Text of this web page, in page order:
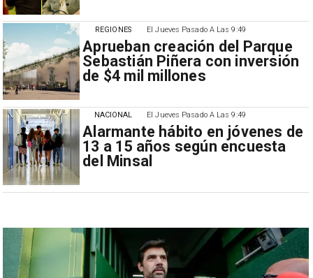
El Jueves Pasado A Las 9:49
Aprueban creación del Parque
Sebastián Piñera con inversión
de $4 mil millones
REGIONES
El Jueves Pasado A Las 9:49
Alarmante hábito en jóvenes de
13 a 15 años según encuesta
del Minsal
NACIONAL